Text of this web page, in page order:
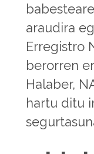
araudira
Erregistro
berorren
Halaber,
hartu ditu